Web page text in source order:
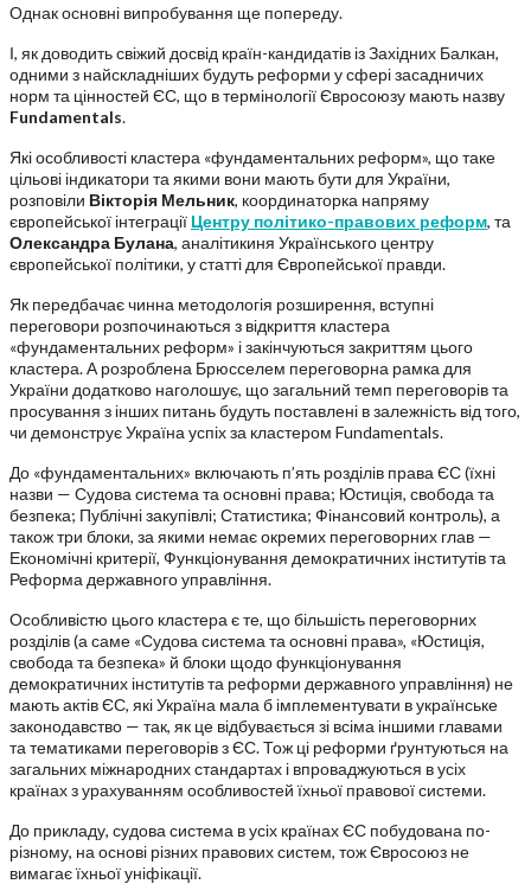
Однак основні випробування ще попереду.
І, як доводить свіжий досвід країн-кандидатів із Західних Балкан,
одними з найскладніших будуть реформи у сфері засадничих
норм та цінностей ЄС, що в термінології Євросоюзу мають назву
Fundamentals.
Які особливості кластера «фундаментальних реформ», що таке
цільові індикатори та якими вони мають бути для України,
розповіли Вікторія Мельник, координаторка напряму
європейської інтеграції Центру політико-правових реформ, та
Олександра Булана, аналітикиня Українського центру
європейської політики, у статті для Європейської правди.
Як передбачає чинна методологія розширення, вступні
переговори розпочинаються з відкриття кластера
«фундаментальних реформ» і закінчуються закриттям цього
кластера. А розроблена Брюсселем переговорна рамка для
України додатково наголошує, що загальний темп переговорів та
просування з інших питань будуть поставлені в залежність від того,
чи демонструє Україна успіх за кластером Fundamentals.
До «фундаментальних» включають п’ять розділів права ЄС (їхні
назви — Судова система та основні права; Юстиція, свобода та
безпека; Публічні закупівлі; Статистика; Фінансовий контроль), а
також три блоки, за якими немає окремих переговорних глав —
Економічні критерії, Функціонування демократичних інститутів та
Реформа державного управління.
Особливістю цього кластера є те, що більшість переговорних
розділів (а саме «Судова система та основні права», «Юстиція,
свобода та безпека» й блоки щодо функціонування
демократичних інститутів та реформи державного управління) не
мають актів ЄС, які Україна мала б імплементувати в українське
законодавство — так, як це відбувається зі всіма іншими главами
та тематиками переговорів з ЄС. Тож ці реформи ґрунтуються на
загальних міжнародних стандартах і впроваджуються в усіх
країнах з урахуванням особливостей їхньої правової системи.
До прикладу, судова система в усіх країнах ЄС побудована по-
різному, на основі різних правових систем, тож Євросоюз не
вимагає їхньої уніфікації.